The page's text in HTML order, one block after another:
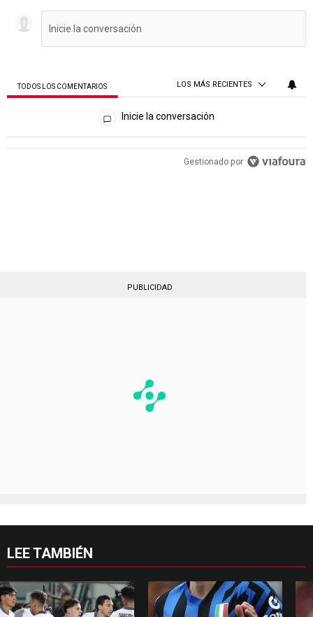
TODOS LOS COMENTARIOS LOS MÁS RECIENTES
Todos los comentarios
Inicie la conversación
PUBLICIDAD
LEE TAMBIÉN